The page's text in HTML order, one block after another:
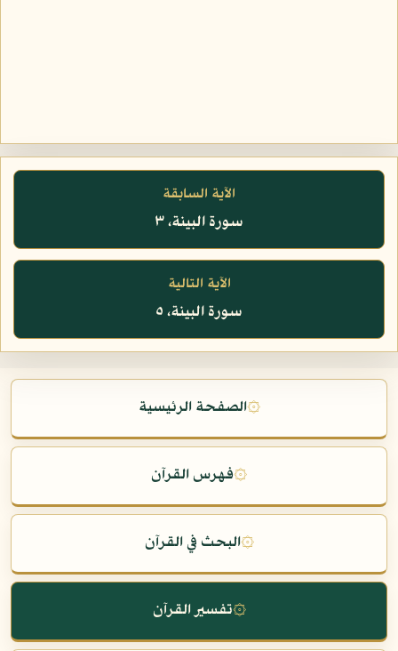
الآية السابقة
سورة البينة، ٣
الآية التالية
سورة البينة، ٥
۞الصفحة الرئيسية
۞فهرس القرآن
۞البحث في القرآن
۞تفسير القرآن